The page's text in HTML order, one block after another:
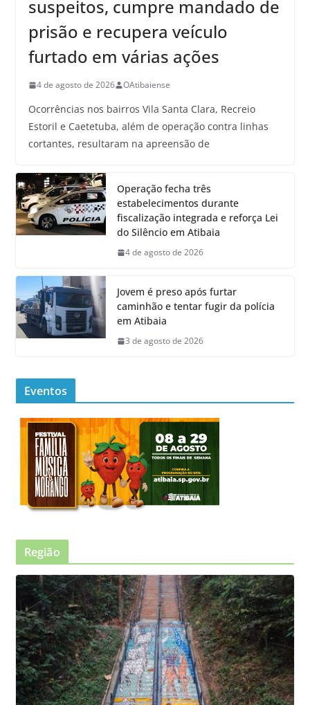
suspeitos, cumpre mandado de
prisão e recupera veículo
furtado em várias ações
4 de agosto de 2026 OAtibaiense
Ocorrências nos bairros Vila Santa Clara, Recreio
Estoril e Caetetuba, além de operação contra linhas
cortantes, resultaram na apreensão de
Operação fecha três
estabelecimentos durante
fiscalização integrada e reforça Lei
do Silêncio em Atibaia
4 de agosto de 2026
Jovem é preso após furtar
caminhão e tentar fugir da polícia
em Atibaia
3 de agosto de 2026
Eventos
Região